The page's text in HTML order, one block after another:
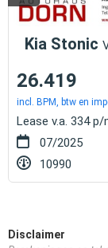
Kia Stonic
26.419
incl. BPM, btw en
Lease v.a. 334 p/
07/2025
10990
Disclaimer